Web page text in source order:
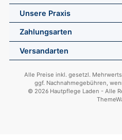
Unsere Praxis
Zahlungsarten
Versandarten
Alle Preise inkl. gesetzl.
ggf. Nachnahmegebühren,
© 2026 Hautpflege Laden - Alle